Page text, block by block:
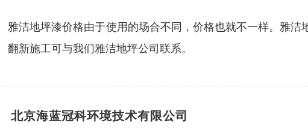
雅洁地坪漆价格由于使用的场合不同，价格也就不一样。雅
翻新施工可与我们雅洁地坪公司联系。
北京海蓝冠科环境技术有限公司